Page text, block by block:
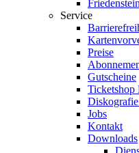
Service
Preise
Gutscheine
Ticketshop
Jobs
Kontakt
Downloads